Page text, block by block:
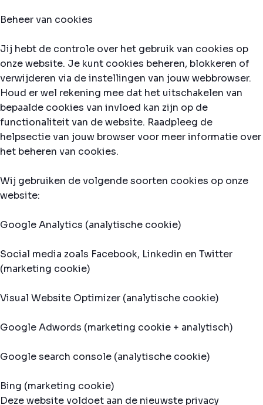
Beheer van cookies
Jij hebt de controle over het gebruik van cookies op
onze website. Je kunt cookies beheren, blokkeren of
verwijderen via de instellingen van jouw webbrowser.
Houd er wel rekening mee dat het uitschakelen van
bepaalde cookies van invloed kan zijn op de
functionaliteit van de website. Raadpleeg de
helpsectie van jouw browser voor meer informatie over
het beheren van cookies.
Wij gebruiken de volgende soorten cookies op onze
website:
Google Analytics (analytische cookie)
Social media zoals Facebook, Linkedin en Twitter
(marketing cookie)
Visual Website Optimizer (analytische cookie)
Google Adwords (marketing cookie + analytisch)
Google search console (analytische cookie)
Bing (marketing cookie)
Deze website voldoet aan de nieuwste privacy